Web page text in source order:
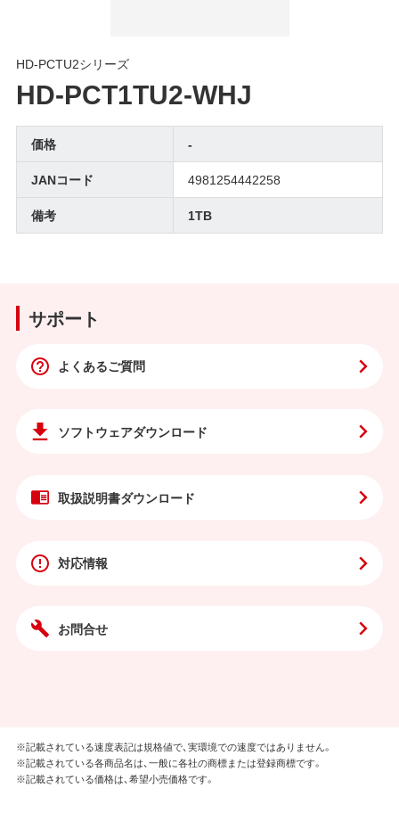
HD-PCTU2シリーズ
HD-PCT1TU2-WHJ
価格
-
JANコード
4981254442258
備考
1TB
サポート
よくあるご質問
ソフトウェアダウンロード
取扱説明書ダウンロード
対応情報
お問合せ
※記載されている速度表記は規格値で、実環境での速度ではありません。
※記載されている各商品名は、一般に各社の商標または登録商標です。
※記載されている価格は、希望小売価格です。